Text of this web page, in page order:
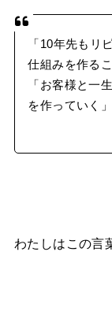
「10年先もリ
仕組みを作るこ
「お客様と一
を作っていく」
わたしはこの言